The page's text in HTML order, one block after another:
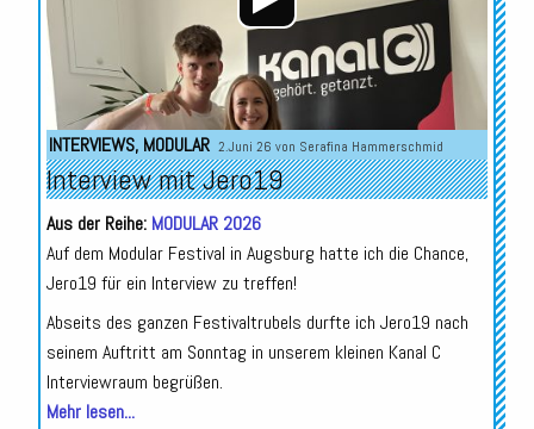
INTERVIEWS, MODULAR 2.Juni 26 von Serafina Hammerschmid
Interview mit Jero19
Aus der Reihe: MODULAR 2026
Auf dem Modular Festival in Augsburg hatte ich die Chance,
Jero19 für ein Interview zu treffen!
Abseits des ganzen Festivaltrubels durfte ich Jero19 nach
seinem Auftritt am Sonntag in unserem kleinen Kanal C
Interviewraum begrüßen.
Mehr lesen...